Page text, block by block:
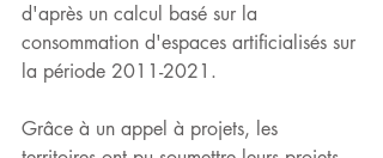
d'après un calcul basé sur la
consommation d'espaces artificialisés sur
la période 2011-2021.
Grâce à un appel à projets, les